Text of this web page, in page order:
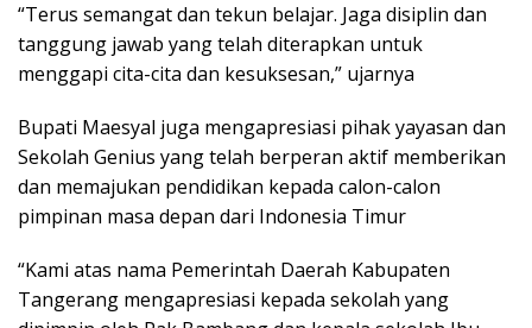
“Terus semangat dan tekun belajar. Jaga disiplin dan
tanggung jawab yang telah diterapkan untuk
menggapi cita-cita dan kesuksesan,” ujarnya
Bupati Maesyal juga mengapresiasi pihak yayasan dan
Sekolah Genius yang telah berperan aktif memberikan
dan memajukan pendidikan kepada calon-calon
pimpinan masa depan dari Indonesia Timur
“Kami atas nama Pemerintah Daerah Kabupaten
Tangerang mengapresiasi kepada sekolah yang